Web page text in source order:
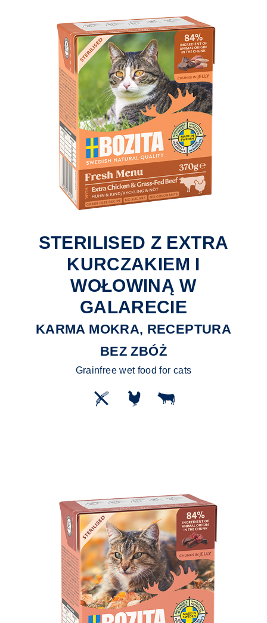
STERILISED Z EXTRA
KURCZAKIEM I
WOŁOWINĄ W
GALARECIE
KARMA MOKRA, RECEPTURA
BEZ ZBÓŻ
Grainfree wet food for cats